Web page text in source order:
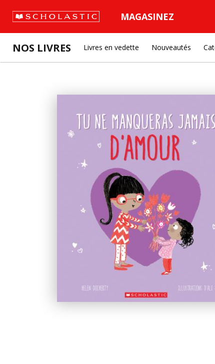
MAGASINEZ
NOS LIVRES Livres en vedette Nouveautés